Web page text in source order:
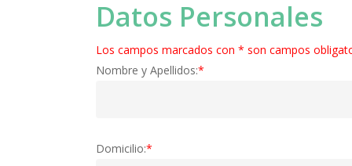
Datos Personales
Los campos marcados con * son campos
Nombre y Apellidos:*
Domicilio:*